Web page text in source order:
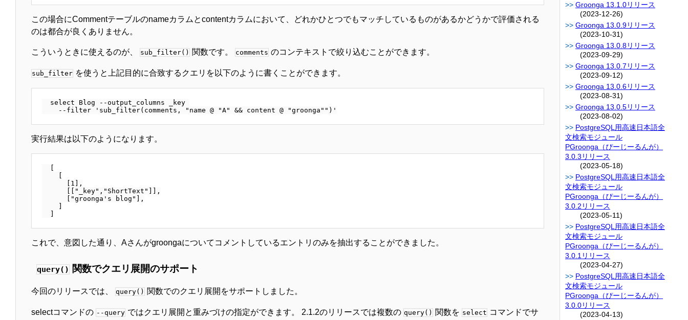
この場合にCommentテーブルのnameカラムとcontentカラムにおいて、どれかひとつでもマッチしているものがあるかどうかで評価される
のは都合が良くありません。
こういうときに使えるのが、 sub_filter() 関数です。 comments のコンテキストで絞り込むことができます。
sub_filter を使うと上記目的に合致するクエリを以下のように書くことができます。
  select Blog --output_columns _key
実行結果は以下のようになります。
      [1],
      [["_key","ShortText"]],
      ["groonga's blog"],
これで、意図した通り、Aさんがgroongaについてコメントしているエントリのみを抽出することができました。
query() 関数でクエリ展開のサポート
今回のリリースでは、 query() 関数でのクエリ展開をサポートしました。
selectコマンドの --query ではクエリ展開と重みづけの指定ができます。 2.1.2のリリースでは複数の query() 関数を select コマンドでサ
Groonga 13.1.0リリース
(2023-12-26)
Groonga 13.0.9リリース
(2023-10-31)
Groonga 13.0.8リリース
(2023-09-29)
Groonga 13.0.7リリース
(2023-09-12)
Groonga 13.0.6リリース
(2023-08-31)
Groonga 13.0.5リリース
(2023-08-02)
PostgreSQL用高速日本語全
文検索モジュール
PGroonga（ぴーじーるんが）
3.0.3リリース
(2023-05-18)
PostgreSQL用高速日本語全
文検索モジュール
PGroonga（ぴーじーるんが）
3.0.2リリース
(2023-05-11)
PostgreSQL用高速日本語全
文検索モジュール
PGroonga（ぴーじーるんが）
3.0.1リリース
(2023-04-27)
PostgreSQL用高速日本語全
文検索モジュール
PGroonga（ぴーじーるんが）
3.0.0リリース
(2023-04-13)